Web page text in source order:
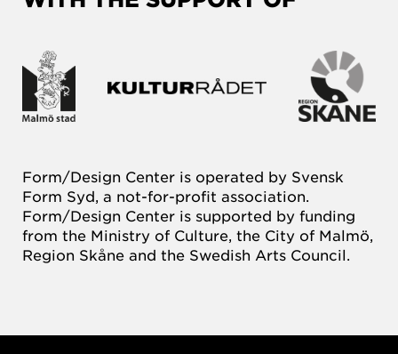
Form/Design Center is operated by Svensk
Form Syd, a not-for-profit association.
Form/Design Center is supported by funding
from the Ministry of Culture, the City of Malmö,
Region Skåne and the Swedish Arts Council.